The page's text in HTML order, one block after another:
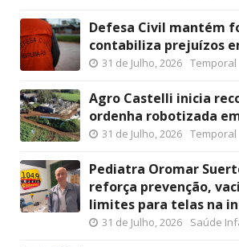
Defesa Civil mantém
contabiliza prejuízos
31 de Julho, 2026 Temporal
Agro Castelli inicia
ordenha robotizada
31 de Julho, 2026 Temporal
Pediatra Oromar
reforça prevenção,
limites para telas na
31 de Julho, 2026 Saúde